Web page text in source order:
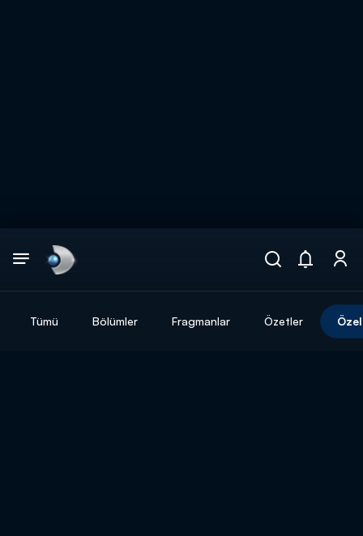
Tümü Bölümler Fragmanlar Özetler